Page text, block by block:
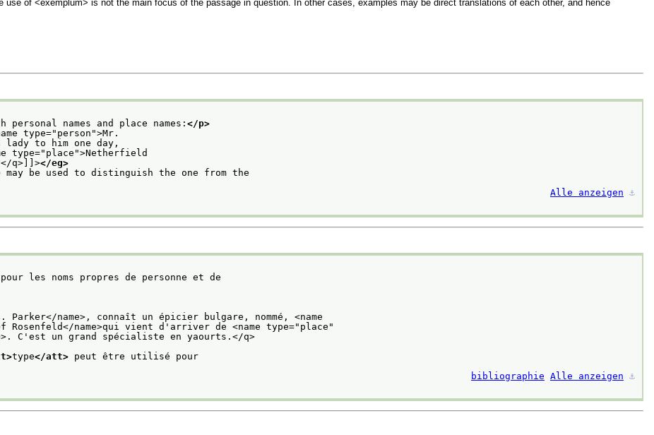
of <exemplum> is not the main focus of the passage in question. In other cases, examples may be direct translations of each other, and hence
names and place names: </p>
type="person">Mr.
q>]]>
</eg>
be used to distinguish the one from the
Alle anzeigen ⚓︎
les noms propres de personne et de
type</att> peut être utilisé pour
bibliographie Alle anzeigen ⚓︎